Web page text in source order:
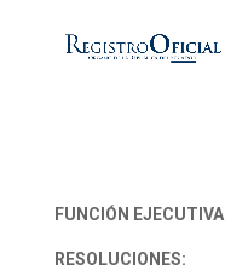
FUNCIÓN EJECUTIVA
RESOLUCIONES: